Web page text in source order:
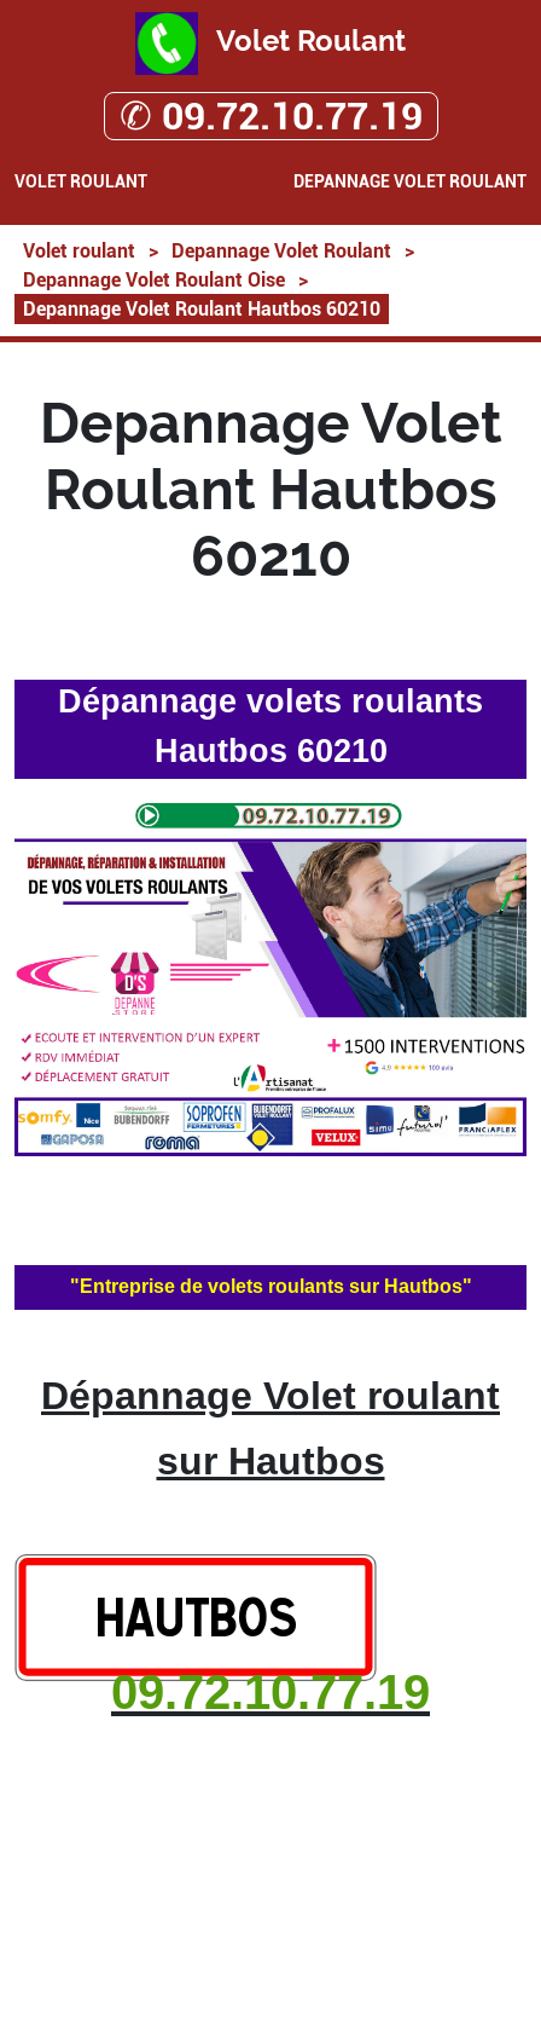
Volet Roulant
✆ 09.72.10.77.19
VOLET ROULANT DEPANNAGE VOLET ROULANT
Volet roulant > Depannage Volet Roulant
>
Depannage Volet Roulant Oise
>
Depannage Volet Roulant Hautbos 60210
Depannage Volet
Roulant Hautbos
60210
Dépannage volets roulants
Hautbos 60210
"Entreprise de volets roulants sur Hautbos"
Dépannage Volet roulant
sur Hautbos
09.72.10.77.19